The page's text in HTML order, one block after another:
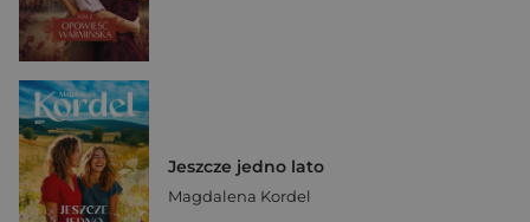
Jeszcze jedno lato
Magdalena Kordel